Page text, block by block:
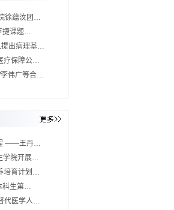
徐蕴汶团…
捷课题…
提出病理基…
疗保障公…
伟广等合…
程 ——王丹…
学院开展…
培育计划…
科生第…
代医学人…